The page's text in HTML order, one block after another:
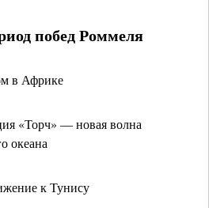
побед Роммеля
в Африке
«Торч» — новая волна
океана
к Тунису